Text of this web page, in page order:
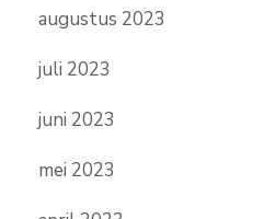
augustus 2023
juli 2023
juni 2023
mei 2023